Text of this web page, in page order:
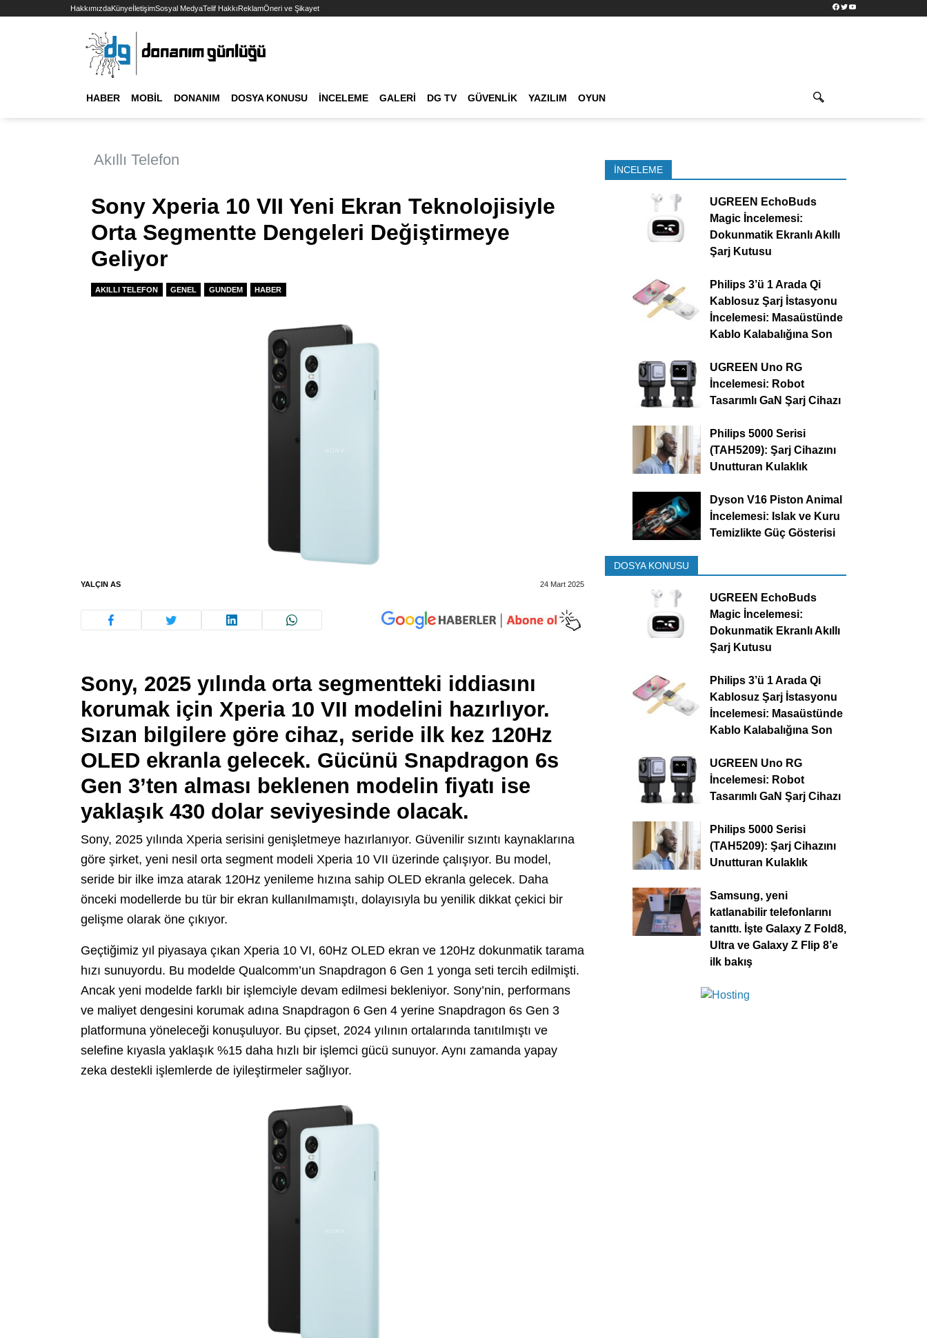
HakkımızdaKünyeİletişimSosyal MedyaTelif HakkıReklamÖneri ve Şikayet Facebook
TwitterYouTube
HABER MOBIL DONANIM DOSYA KONUSU İNCELEME GALERI DG TV GÜVENLIK YAZILIM OYUN
Akıllı Telefon
Sony Xperia 10 VII Yeni Ekran Teknolojisiyle
Orta Segmentte Dengeleri Değiştirmeye
Geliyor
AKILLI TELEFON GENEL GUNDEM HABER
YALÇIN AS 24 Mart 2025
Sony, 2025 yılında orta segmentteki iddiasını
korumak için Xperia 10 VII modelini hazırlıyor.
Sızan bilgilere göre cihaz, seride ilk kez 120Hz
OLED ekranla gelecek. Gücünü Snapdragon 6s
Gen 3’ten alması beklenen modelin fiyatı ise
yaklaşık 430 dolar seviyesinde olacak.
Sony, 2025 yılında Xperia serisini genişletmeye hazırlanıyor. Güvenilir sızıntı kaynaklarına
göre şirket, yeni nesil orta segment modeli Xperia 10 VII üzerinde çalışıyor. Bu model,
seride bir ilke imza atarak 120Hz yenileme hızına sahip OLED ekranla gelecek. Daha
önceki modellerde bu tür bir ekran kullanılmamıştı, dolayısıyla bu yenilik dikkat çekici bir
gelişme olarak öne çıkıyor.
Geçtiğimiz yıl piyasaya çıkan Xperia 10 VI, 60Hz OLED ekran ve 120Hz dokunmatik tarama
hızı sunuyordu. Bu modelde Qualcomm’un Snapdragon 6 Gen 1 yonga seti tercih edilmişti.
Ancak yeni modelde farklı bir işlemciyle devam edilmesi bekleniyor. Sony’nin, performans
ve maliyet dengesini korumak adına Snapdragon 6 Gen 4 yerine Snapdragon 6s Gen 3
platformuna yöneleceği konuşuluyor. Bu çipset, 2024 yılının ortalarında tanıtılmıştı ve
selefine kıyasla yaklaşık %15 daha hızlı bir işlemci gücü sunuyor. Aynı zamanda yapay
zeka destekli işlemlerde de iyileştirmeler sağlıyor.
İNCELEME
UGREEN EchoBuds
Magic İncelemesi:
Dokunmatik Ekranlı Akıllı
Şarj Kutusu
Philips 3’ü 1 Arada Qi
Kablosuz Şarj İstasyonu
İncelemesi: Masaüstünde
Kablo Kalabalığına Son
UGREEN Uno RG
İncelemesi: Robot
Tasarımlı GaN Şarj Cihazı
Philips 5000 Serisi
(TAH5209): Şarj Cihazını
Unutturan Kulaklık
Dyson V16 Piston Animal
İncelemesi: Islak ve Kuru
Temizlikte Güç Gösterisi
DOSYA KONUSU
UGREEN EchoBuds
Magic İncelemesi:
Dokunmatik Ekranlı Akıllı
Şarj Kutusu
Philips 3’ü 1 Arada Qi
Kablosuz Şarj İstasyonu
İncelemesi: Masaüstünde
Kablo Kalabalığına Son
UGREEN Uno RG
İncelemesi: Robot
Tasarımlı GaN Şarj Cihazı
Philips 5000 Serisi
(TAH5209): Şarj Cihazını
Unutturan Kulaklık
Samsung, yeni
katlanabilir telefonlarını
tanıttı. İşte Galaxy Z Fold8,
Ultra ve Galaxy Z Flip 8’e
ilk bakış